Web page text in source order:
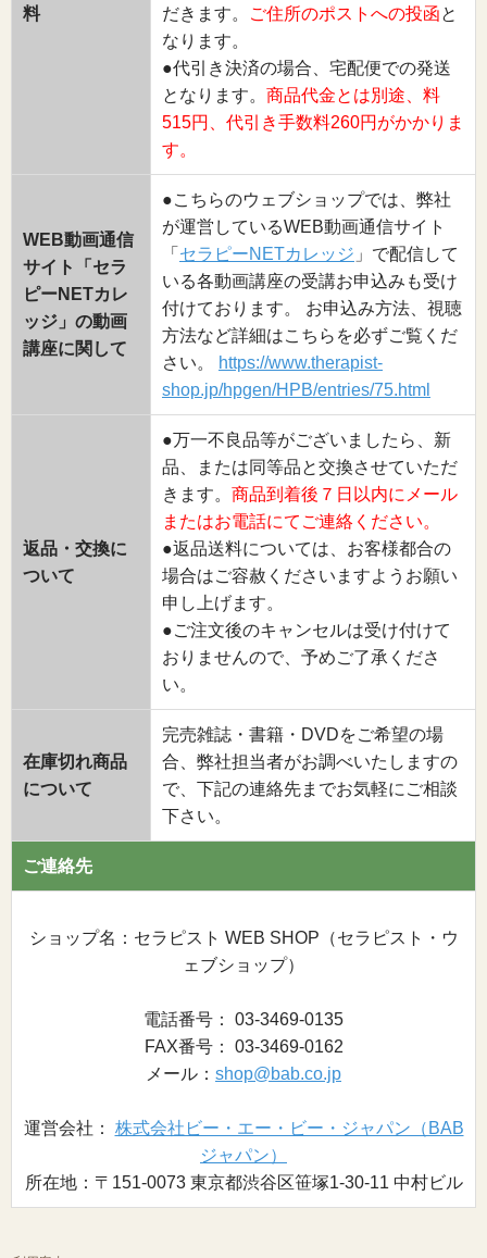
料
だきます。
ご住所のポストへの投函と
なります。
●代引き決済の場合、宅配便での発送
となります。 商品代金とは別途、料
515円、代引き手数料260円がかかりま
す。
WEB動画通信
サイト「セラ
ピーNETカレ
ッジ」の動画
講座に関して
●こちらのウェブショップでは、弊社
が運営しているWEB動画通信サイト
「 セラピーNETカレッジ 」で配信して
いる各動画講座の受講お申込みも受け
付けております。 お申込み方法、視聴
方法など詳細はこちらを必ずご覧くだ
さい。
https://www.therapist-
shop.jp/hpgen/HPB/entries/75.html
返品・交換に
ついて
●万一不良品等がございましたら、新
品、または同等品と交換させていただ
きます。 商品到着後７日以内にメール
またはお電話にてご連絡ください。
●返品送料については、お客様都合の
場合はご容赦くださいますようお願い
申し上げます。
●ご注文後のキャンセルは受け付けて
おりませんので、予めご了承くださ
い。
在庫切れ商品
について
完売雑誌・書籍・DVDをご希望の場
合、弊社担当者がお調べいたしますの
で、下記の連絡先までお気軽にご相談
下さい。
ご連絡先
ショップ名：セラピスト WEB SHOP（セラピスト・ウ
ェブショップ）
電話番号： 03-3469-0135
FAX番号： 03-3469-0162
メール： shop@bab.co.jp
運営会社： 株式会社ビー・エー・ビー・ジャパン（BAB
ジャパン）
所在地：〒151-0073 東京都渋谷区笹塚1-30-11 中村ビル